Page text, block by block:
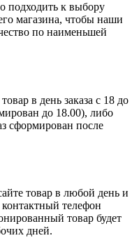
подходить к выбору
магазина, чтобы наши
по наименьшей
в день заказа с 18 до
до 18.00), либо
сформирован после
товар в любой день и
телефон
товар будет
дней.